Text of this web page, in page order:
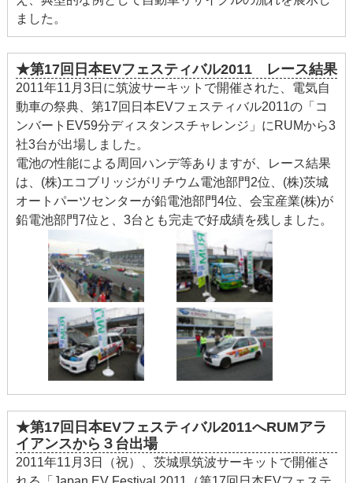
ました。
★第17回日本EVフェスティバル2011 レース結果
2011年11月3日に筑波サーキットで開催された、電気自
動車の祭典、第17回日本EVフェスティバル2011の「コ
ンバートEV59分ディスタンスチャレンジ」にRUMから3
社3台が出場しました。
電池の性能による周回ハンデ等ありますが、レース結果
は、(株)エコブリッジがリチウム電池部門2位、(株)茨城
オートパーツセンターが鉛電池部門4位、会宝産業(株)が
鉛電池部門7位と、3台とも完走で好成績を残しました。
★第17回日本EVフェスティバル2011へRUMアラ
イアンスから３台出場
2011年11月3日（祝）、茨城県筑波サーキットで開催さ